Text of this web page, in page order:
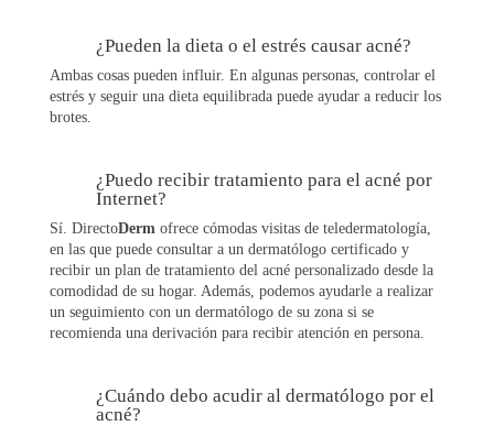
¿Pueden la dieta o el estrés causar acné?
Ambas cosas pueden influir. En algunas personas, controlar el
estrés y seguir una dieta equilibrada puede ayudar a reducir los
brotes.
¿Puedo recibir tratamiento para el acné por
Internet?
Sí. DirectoDerm ofrece cómodas visitas de teledermatología,
en las que puede consultar a un dermatólogo certificado y
recibir un plan de tratamiento del acné personalizado desde la
comodidad de su hogar. Además, podemos ayudarle a realizar
un seguimiento con un dermatólogo de su zona si se
recomienda una derivación para recibir atención en persona.
¿Cuándo debo acudir al dermatólogo por el
acné?